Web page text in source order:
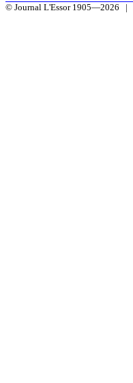
© Journal L'Essor 1905—2026 |